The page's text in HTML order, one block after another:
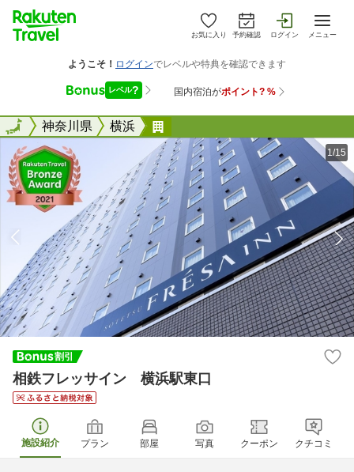
お気に入り 予約確認 ログイン メニュー
全国神奈川県 横浜
全国
1/15
相鉄フレッサイン 横浜駅東口
施設紹介 プラン 部屋 写真 クーポン クチコミ